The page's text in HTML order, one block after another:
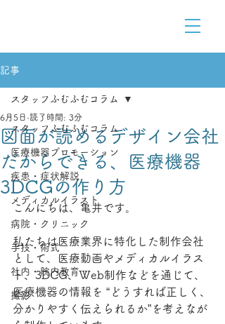
記事
スタッフふむふむコラム
医療機器プロモーション
疾患・症状解説
メディカルイラスト
病院・クリニック
手技・術式
社内・院内教育
撮影
スタッフふむふむコラム
図面が読めるデザイン会社
だからできる、医療機器
3DCGの作り方
6月5日 読了時間: 3分
こんにちは、亀井です。
私たちは医療業界に特化した制作会社
として、医療動画やメディカルイラス
ト、3DCG、Web制作などを通じて、
医療機器の情報を “どうすれば正しく、
分かりやすく伝えられるか”を考えなが